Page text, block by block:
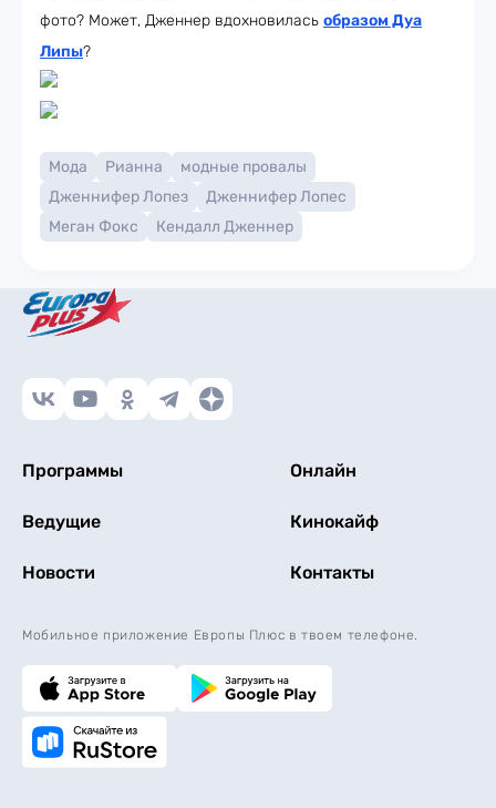
фото? Может, Дженнер вдохновилась образом Дуа
Липы?
Мода Рианна
модные провалы
Дженнифер Лопез
Дженнифер Лопес
Меган Фокс
Кендалл Дженнер
Программы Онлайн
Ведущие Кинокайф
Новости Контакты
Мобильное приложение Европы Плюс в твоем телефоне.